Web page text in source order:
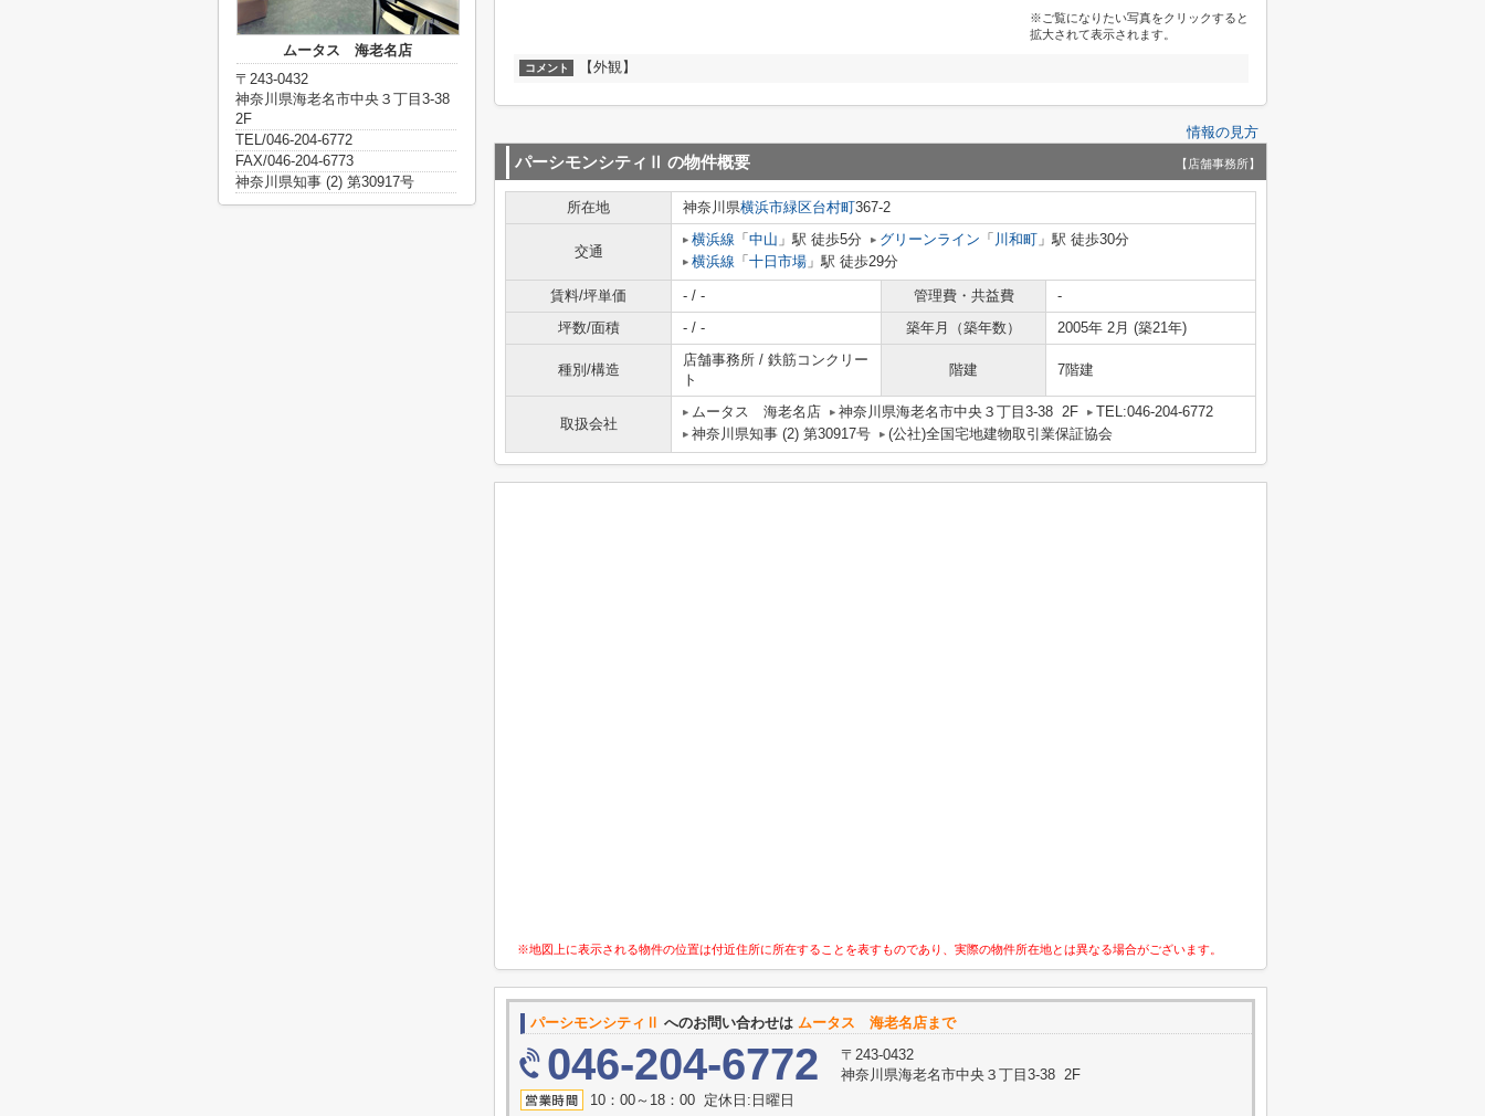
※ご覧になりたい写真をクリックすると
拡大されて表示されます。
コメント 【外観】
情報の見方
パーシモンシティⅡ の物件概要 【店舗事務所】
所在地 神奈川県横浜市緑区台村町367-2
交通
横浜線 「 中山 」駅 徒歩5分 グリーンライン 「 川和町 」駅 徒歩30分
横浜線 「 十日市場 」駅 徒歩29分
賃料/坪単価 - / - 管理費・共益費
-
坪数/面積
- / - 築年月（築年数） 2005年 2月 (築21年)
種別/構造
店舗事務所 / 鉄筋コンクリー
ト
階建 7階建
取扱会社
ムータス 海老名店 神奈川県海老名市中央３丁目3-38 2F
TEL:046-204-6772
神奈川県知事 (2) 第30917号
(公社)全国宅地建物取引業保証協会
※地図上に表示される物件の位置は付近住所に所在することを表すものであり、実際の物件所在地とは異なる場合がございます。
パーシモンシティⅡ へのお問い合わせは ムータス 海老名店まで
046-204-6772
〒243-0432
神奈川県海老名市中央３丁目3-38 2F
10：00～18：00 定休日:日曜日
ムータス 海老名店
〒243-0432
神奈川県海老名市中央３丁目3-38
2F
TEL/046-204-6772
FAX/046-204-6773
神奈川県知事 (2) 第30917号